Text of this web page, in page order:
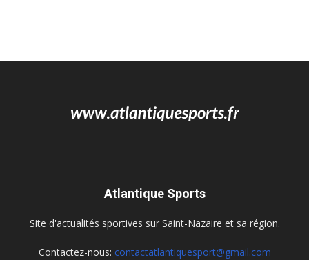
Atlantique Sports
Site d'actualités sportives sur Saint-Nazaire et sa région.
Contactez-nous: contactatlantiquesport@gmail.com